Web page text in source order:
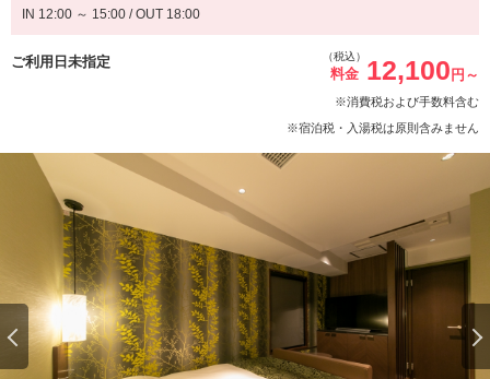
IN 12:00 ～ 15:00 / OUT 18:00
ご利用日未指定 （税込）
料金 12,100 円～
※消費税および手数料含む
※宿泊税・入湯税は原則含みません